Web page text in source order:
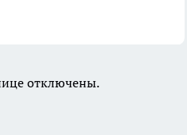
отключены.